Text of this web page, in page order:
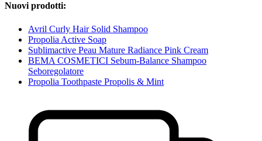
Nuovi prodotti:
Avril Curly Hair Solid Shampoo
Propolia Active Soap
Sublimactive Peau Mature Radiance Pink Cream
BEMA COSMETICI Sebum-Balance Shampoo
Seboregolatore
Propolia Toothpaste Propolis & Mint